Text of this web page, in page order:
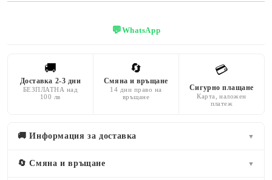
💬WhatsApp
🚚
Доставка 2-3 дни
БЕЗПЛАТНА над
100 лв
🔄
Смяна и връщане
14 дни право на
връщане
💳
Сигурно плащане
Карта, наложен
платеж
🚚 Информация за доставка ▼
🔄 Смяна и връщане ▼